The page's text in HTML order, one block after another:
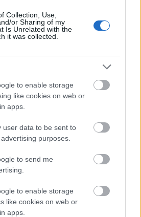
Collection, Use,
or Sharing of my
Is Unrelated with the
it was collected.
to enable storage
like cookies on web or
apps.
user data to be sent to
purposes.
to send me
to enable storage
like cookies on web or
apps.
ESŐ A DUNA
hírek
is szakirányú
erősít a Gál Ferenc
FONTOS SZEREP HÁRUL A